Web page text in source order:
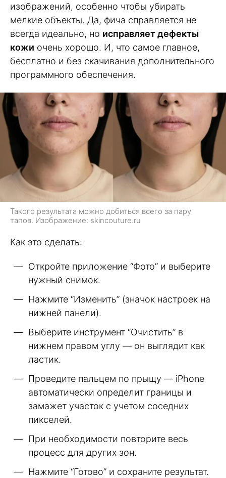
изображений, особенно чтобы убирать
мелкие объекты. Да, фича справляется не
всегда идеально, но исправляет дефекты
кожи очень хорошо. И, что самое главное,
бесплатно и без скачивания дополнительного
программного обеспечения.
Такого результата можно добиться всего за пару
тапов. Изображение: skincouture.ru
Как это сделать:
Откройте приложение “Фото” и выберите
нужный снимок.
Нажмите “Изменить” (значок настроек на
нижней панели).
Выберите инструмент “Очистить” в
нижнем правом углу — он выглядит как
ластик.
Проведите пальцем по прыщу — iPhone
автоматически определит границы и
замажет участок с учетом соседних
пикселей.
При необходимости повторите весь
процесс для других зон.
Нажмите “Готово” и сохраните результат.